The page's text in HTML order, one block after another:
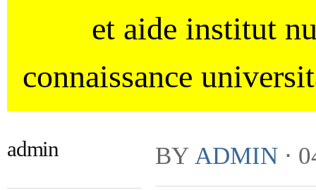
et aide institut
connaissance
admin BY ADMIN ⋅